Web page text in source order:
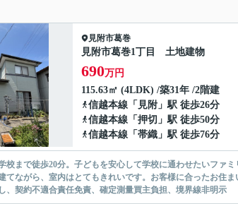
見附市葛巻
見附市葛巻1丁目 土地建物
690万円
115.63㎡ (4LDK) /築31年 /2階建
信越本線 「 見附 」駅 徒歩26分
信越本線 「 押切 」駅 徒歩50分
信越本線 「 帯織 」駅 徒歩76分
校まで徒歩20分。子どもを安心して学校に通わせたいファ
てながら、室内はとてもきれいです。お客様に合ったお住
、契約不適合責任免責、確定測量買主負担、境界線非明示